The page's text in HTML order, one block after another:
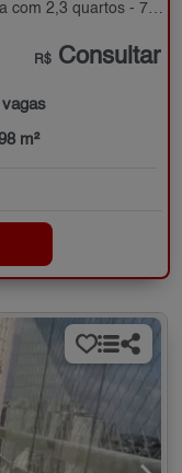
quartos - 70 a 98 m²
R$ Consultar
vagas
m²